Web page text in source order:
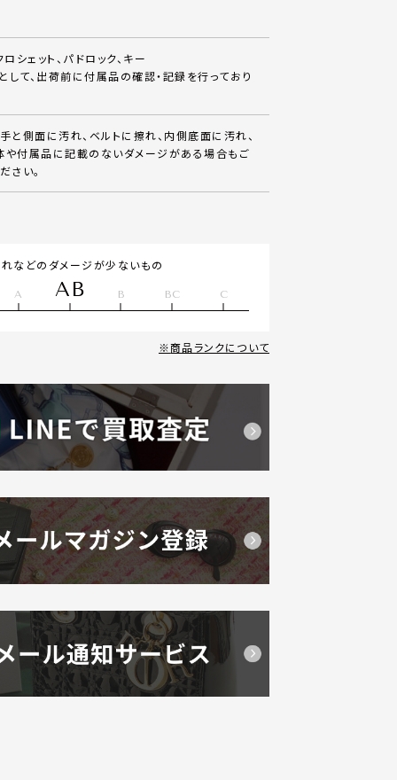
シェット、パドロック、キー
て、出荷前に付属品の確認・記録を行っており
と側面に汚れ、ベルトに擦れ、内側底面に汚れ、
や付属品に記載のないダメージがある場合もご
さい。
などのダメージが少ないもの
A AB B BC C
商品ランクについて